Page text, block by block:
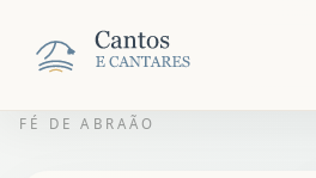
FÉ DE ABRAÃO